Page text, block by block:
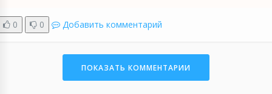
0 0 Добавить комментарий
ПОКАЗАТЬ КОММЕНТАРИИ